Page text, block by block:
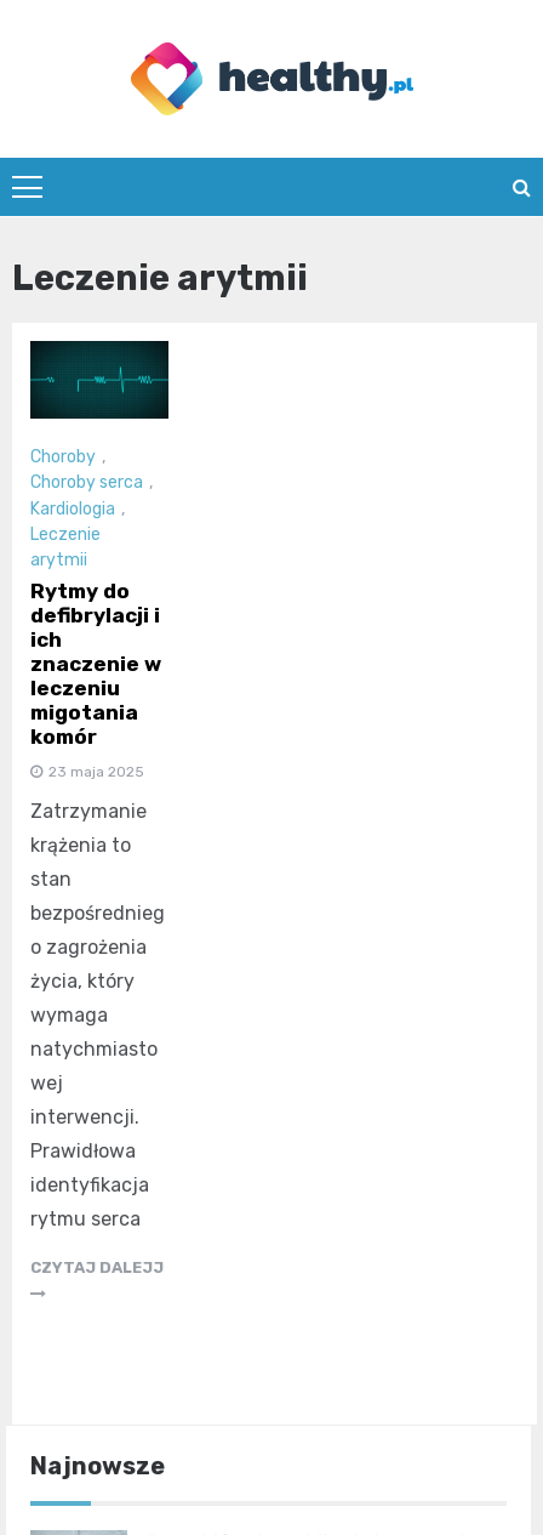
healthy.pl
Leczenie arytmii
Choroby ,
Choroby serca ,
Kardiologia ,
Leczenie
arytmii
Rytmy do
defibrylacji i
ich
znaczenie w
leczeniu
migotania
komór
23 maja 2025
Zatrzymanie
krążenia to
stan
bezpośrednieg
o zagrożenia
życia, który
wymaga
natychmiasto
wej
interwencji.
Prawidłowa
identyfikacja
rytmu serca
CZYTAJ DALEJJ
Najnowsze